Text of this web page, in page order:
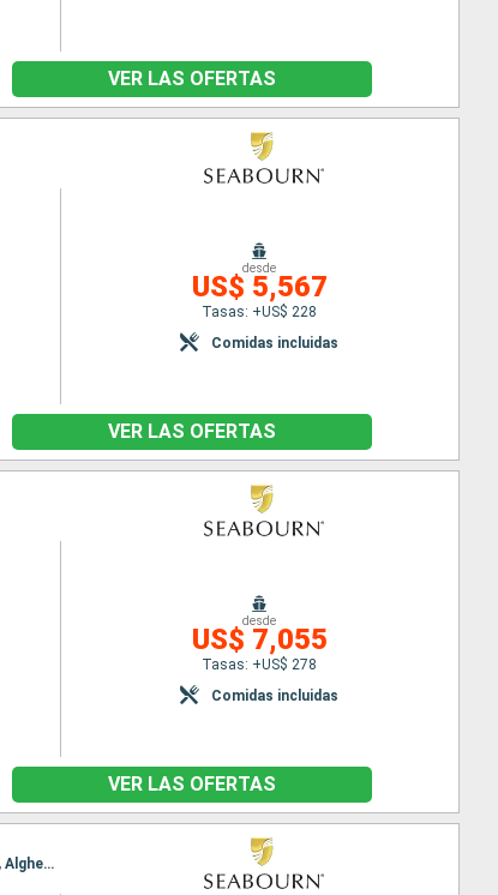
VER LAS OFERTAS
desde
US$ 5,567
Tasas: +US$ 228
Comidas incluidas
VER LAS OFERTAS
desde
US$ 7,055
Tasas: +US$ 278
Comidas incluidas
VER LAS OFERTAS
Itinerario : El Pireo Atenas, Nafplio, Katakolon, Corfú, Saranda, Nápoles, Civitavecchia - Roma, Ajaccio, Alghero, Mahon, Ibiza, Cartagena, Motril, Ceuta, Lisboa